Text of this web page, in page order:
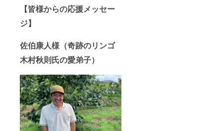
【皆様からの応援メッセー
ジ】
佐伯康人様（奇跡のリンゴ
木村秋則氏の愛弟子）